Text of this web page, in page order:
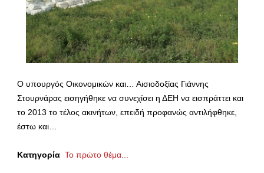
Ο υπουργός Οικονομικών και… Αισιοδοξίας Γιάννης
Στουρνάρας εισηγήθηκε να συνεχίσει η ΔΕΗ να εισπράττει και
το 2013 το τέλος ακινήτων, επειδή προφανώς αντιλήφθηκε,
έστω και…
Κατηγορία Το πρώτο θέμα...